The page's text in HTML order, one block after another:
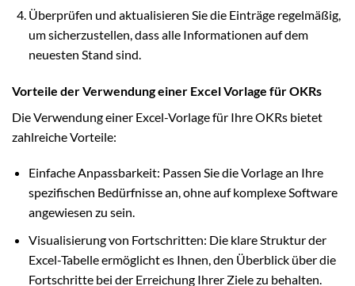
Überprüfen und aktualisieren Sie die Einträge regelmäßig,
um sicherzustellen, dass alle Informationen auf dem
neuesten Stand sind.
Vorteile der Verwendung einer Excel Vorlage für OKRs
Die Verwendung einer Excel-Vorlage für Ihre OKRs bietet
zahlreiche Vorteile:
Einfache Anpassbarkeit: Passen Sie die Vorlage an Ihre
spezifischen Bedürfnisse an, ohne auf komplexe Software
angewiesen zu sein.
Visualisierung von Fortschritten: Die klare Struktur der
Excel-Tabelle ermöglicht es Ihnen, den Überblick über die
Fortschritte bei der Erreichung Ihrer Ziele zu behalten.